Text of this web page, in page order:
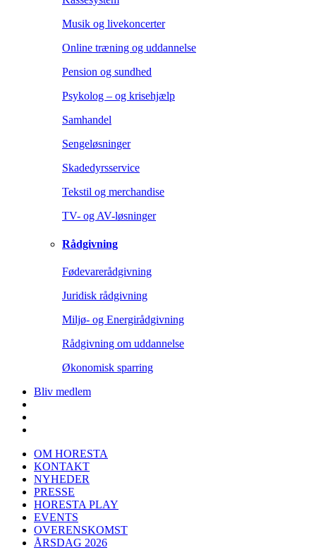
Musik og livekoncerter
Online træning og uddannelse
Pension og sundhed
Psykolog – og krisehjælp
Samhandel
Sengeløsninger
Skadedyrsservice
Tekstil og merchandise
TV- og AV-løsninger
Rådgivning
Fødevarerådgivning
Juridisk rådgivning
Miljø- og Energirådgivning
Rådgivning om uddannelse
Økonomisk sparring
Bliv medlem
OM HORESTA
KONTAKT
NYHEDER
PRESSE
HORESTA PLAY
EVENTS
OVERENSKOMST
ÅRSDAG 2026